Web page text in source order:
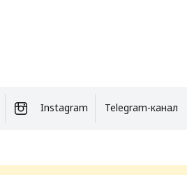
Instagram Telegram-канал